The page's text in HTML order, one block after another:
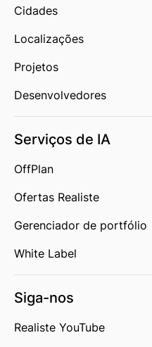
Cidades
Localizações
Projetos
Desenvolvedores
Serviços de IA
OffPlan
Ofertas Realiste
Gerenciador de portfólio
White Label
Siga-nos
Realiste YouTube